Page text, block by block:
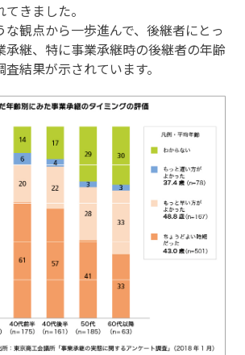
きました。
観点から一歩進んで、後継者にとっ
承継、特に事業承継時の後継者の年齢
結果が示されています。